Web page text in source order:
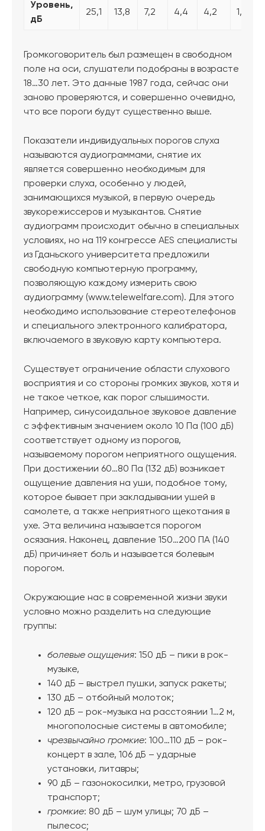
Уровень,
дБ
25,1 13,8 7,2 4,4 4,2 1,0
Громкоговоритель был размещен в свободном
поле на оси, слушатели подобраны в возрасте
18…30 лет. Это данные 1987 года, сейчас они
заново проверяются, и совершенно очевидно,
что все пороги будут существенно выше.
Показатели индивидуальных порогов слуха
называются аудиограммами, снятие их
является совершенно необходимым для
проверки слуха, особенно у людей,
занимающихся музыкой, в первую очередь
звукорежиссеров и музыкантов. Снятие
аудиограмм происходит обычно в специальных
условиях, но на 119 конгрессе AES специалисты
из Гданьского университета предложили
свободную компьютерную программу,
позволяющую каждому измерить свою
аудиограмму (www.telewelfare.com). Для этого
необходимо использование стереотелефонов
и специального электронного калибратора,
включаемого в звуковую карту компьютера.
Существует ограничение области слухового
восприятия и со стороны громких звуков, хотя и
не такое четкое, как порог слышимости.
Например, синусоидальное звуковое давление
с эффективным значением около 10 Па (100 дБ)
соответствует одному из порогов,
называемому порогом неприятного ощущения.
При достижении 60…80 Па (132 дБ) возникает
ощущение давления на уши, подобное тому,
которое бывает при закладывании ушей в
самолете, а также неприятного щекотания в
ухе. Эта величина называется порогом
осязания. Наконец, давление 150…200 ПА (140
дБ) причиняет боль и называется болевым
порогом.
Окружающие нас в современной жизни звуки
условно можно разделить на следующие
группы:
болевые ощущения: 150 дБ – пики в рок-
музыке,
140 дБ – выстрел пушки, запуск ракеты;
130 дБ – отбойный молоток;
120 дБ – рок-музыка на расстоянии 1…2 м,
многополосные системы в автомобиле;
чрезвычайно громкие: 100…110 дБ – рок-
концерт в зале, 106 дБ – ударные
установки, литавры;
90 дБ – газонокосилки, метро, грузовой
транспорт;
громкие: 80 дБ – шум улицы; 70 дБ –
пылесос;